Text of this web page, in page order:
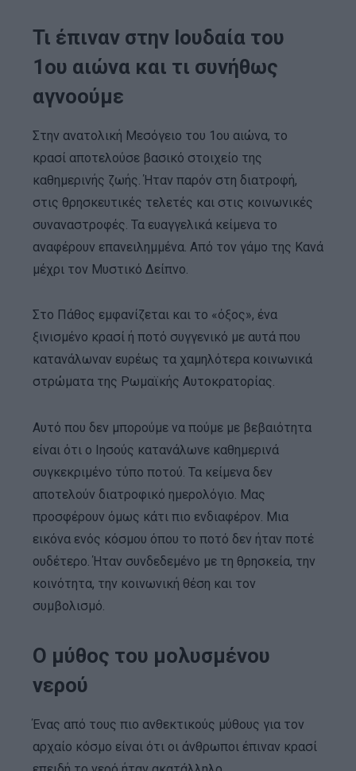
Τι έπιναν στην Ιουδαία του
1ου αιώνα και τι συνήθως
αγνοούμε
Στην ανατολική Μεσόγειο του 1ου αιώνα, το
κρασί αποτελούσε βασικό στοιχείο της
καθημερινής ζωής. Ήταν παρόν στη διατροφή,
στις θρησκευτικές τελετές και στις κοινωνικές
συναναστροφές. Τα ευαγγελικά κείμενα το
αναφέρουν επανειλημμένα. Aπό τον γάμο της Κανά
μέχρι τον Μυστικό Δείπνο.
Στο Πάθος εμφανίζεται και το «όξος», ένα
ξινισμένο κρασί ή ποτό συγγενικό με αυτά που
κατανάλωναν ευρέως τα χαμηλότερα κοινωνικά
στρώματα της Ρωμαϊκής Αυτοκρατορίας.
Αυτό που δεν μπορούμε να πούμε με βεβαιότητα
είναι ότι ο Ιησούς κατανάλωνε καθημερινά
συγκεκριμένο τύπο ποτού. Τα κείμενα δεν
αποτελούν διατροφικό ημερολόγιο. Μας
προσφέρουν όμως κάτι πιο ενδιαφέρον. Mια
εικόνα ενός κόσμου όπου το ποτό δεν ήταν ποτέ
ουδέτερο. Ήταν συνδεδεμένο με τη θρησκεία, την
κοινότητα, την κοινωνική θέση και τον
συμβολισμό.
Ο μύθος του μολυσμένου
νερού
Ένας από τους πιο ανθεκτικούς μύθους για τον
αρχαίο κόσμο είναι ότι οι άνθρωποι έπιναν κρασί